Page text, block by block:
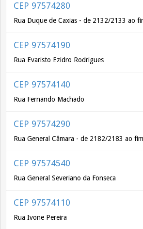
CEP 97574280
Rua Duque de Caxias - de 2132/2133 ao
CEP 97574190
Rua Evaristo Ezidro Rodrigues
CEP 97574140
Rua Fernando Machado
CEP 97574290
Rua General Câmara - de 2182/2183 ao fim
CEP 97574540
Rua General Severiano da Fonseca
CEP 97574110
Rua Ivone Pereira